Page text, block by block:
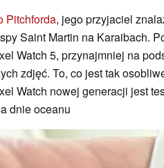
Pitchforda, jego przyjaciel
Saint Martin na Karaibach.
Watch 5, przynajmniej na
zdjęć. To, co jest tak
Watch nowej generacji jest
dnie oceanu